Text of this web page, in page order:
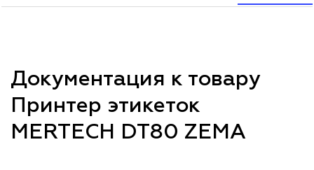
Документация к товару
Принтер этикеток
MERTECH DT80 ZEMA